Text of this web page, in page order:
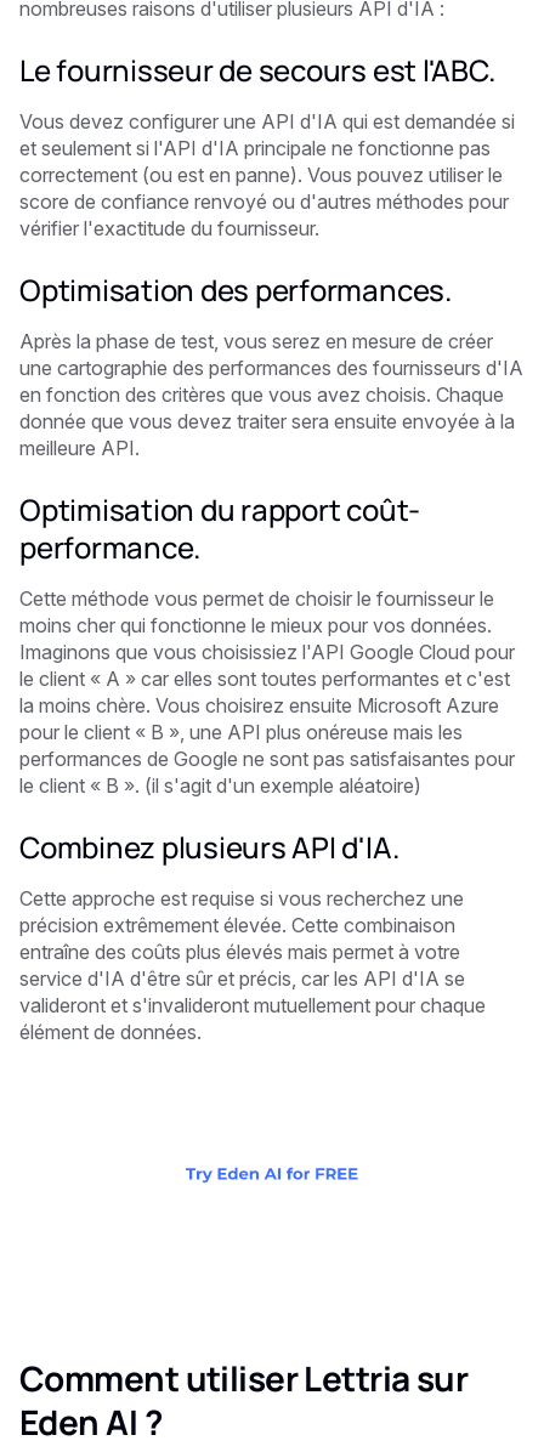
nombreuses raisons d'utiliser plusieurs API d'IA :
Le fournisseur de secours est l'ABC.
Vous devez configurer une API d'IA qui est demandée si
et seulement si l'API d'IA principale ne fonctionne pas
correctement (ou est en panne). Vous pouvez utiliser le
score de confiance renvoyé ou d'autres méthodes pour
vérifier l'exactitude du fournisseur.
Optimisation des performances.
Après la phase de test, vous serez en mesure de créer
une cartographie des performances des fournisseurs d'IA
en fonction des critères que vous avez choisis. Chaque
donnée que vous devez traiter sera ensuite envoyée à la
meilleure API.
Optimisation du rapport coût-
performance.
Cette méthode vous permet de choisir le fournisseur le
moins cher qui fonctionne le mieux pour vos données.
Imaginons que vous choisissiez l'API Google Cloud pour
le client « A » car elles sont toutes performantes et c'est
la moins chère. Vous choisirez ensuite Microsoft Azure
pour le client « B », une API plus onéreuse mais les
performances de Google ne sont pas satisfaisantes pour
le client « B ». (il s'agit d'un exemple aléatoire)
Combinez plusieurs API d'IA.
Cette approche est requise si vous recherchez une
précision extrêmement élevée. Cette combinaison
entraîne des coûts plus élevés mais permet à votre
service d'IA d'être sûr et précis, car les API d'IA se
valideront et s'invalideront mutuellement pour chaque
élément de données.
Comment utiliser Lettria sur
Eden AI ?